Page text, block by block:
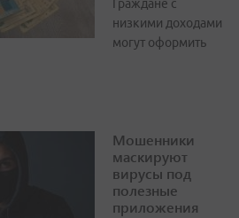
Граждане с
низкими доходами
могут оформить
Мошенники
маскируют
вирусы под
полезные
приложения